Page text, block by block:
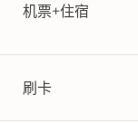
机票+住宿
刷卡